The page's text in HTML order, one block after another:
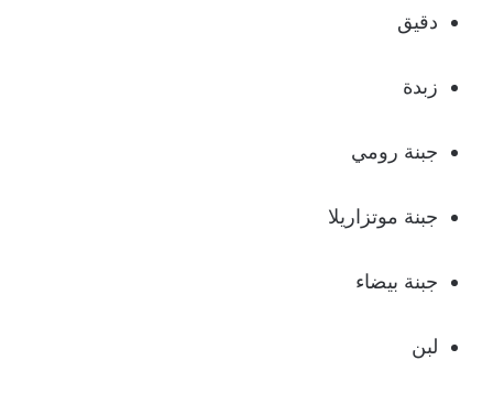
دقيق
زبدة
جبنة رومي
جبنة موتزاريلا
جبنة بيضاء
لبن